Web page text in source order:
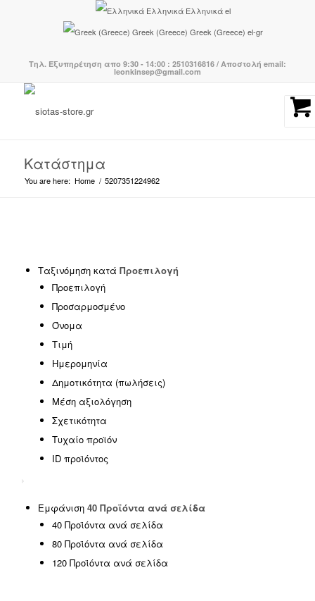
Ελληνικά Ελληνικά el
Greek (Greece) Greek (Greece) el-gr
Τηλ. Εξυπηρέτηση απο 9:30 - 14:00 : 2510316816 / Αποστολή email:
leonkinsep@gmail.com
Κατάστημα
You are here: Home / 5207351224962
Κατηγορίες προϊόντων-
BOHO CHIC
EASTER OFFERS
HOT DEALS
SPECIAL OFFERS
SUMMER SALE
Έπιπλα γραφείου
(0)
Έπιπλα εξωτερικού χώρου
Έπιπλα εσωτερικού χώρου
ΦΟΙΤΗΤΙΚΑ ΠΑΚΕΤΑ
Χωρίς κατηγορία
Uncategorized(2)
Αιώρες - Κούνιες(5)
Διακόσμηση (5)
Είδη ταξιδίου(0)
Ταξινόμηση κατά Προεπιλογή
Προεπιλογή
Προσαρμοσμένο
Όνομα
Τιμή
Ημερομηνία
Δημοτικότητα (πωλήσεις)
Μέση αξιολόγηση
Σχετικότητα
Τυχαίο προϊόν
ID προϊόντος
Εμφάνιση 40 Προϊόντα ανά σελίδα
40 Προϊόντα ανά σελίδα
80 Προϊόντα ανά σελίδα
120 Προϊόντα ανά σελίδα